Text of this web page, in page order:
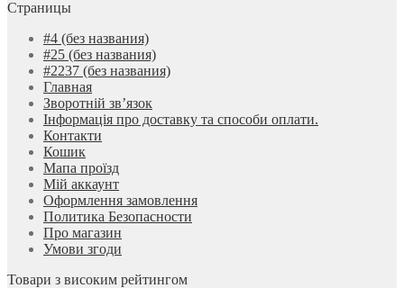
Страницы
#4 (без названия)
#25 (без названия)
#2237 (без названия)
Главная
Зворотній зв’язок
Інформація про доставку та способи оплати.
Контакти
Кошик
Мапа проїзд
Мій аккаунт
Оформлення замовлення
Политика Безопасности
Про магазин
Умови згоди
Товари з високим рейтингом